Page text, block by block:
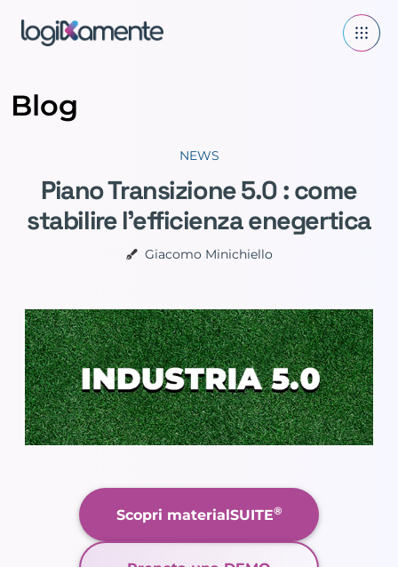
Blog
NEWS
Piano Transizione 5.0 : come
stabilire l’efficienza enegertica
Giacomo Minichiello
Scopri materialSUITE®